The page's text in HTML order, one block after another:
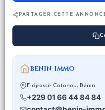
PARTAGER CETTE
BENIN-IMMO
Fidjrossè Cotonou, Bénin
+229 01 66 44 84 84